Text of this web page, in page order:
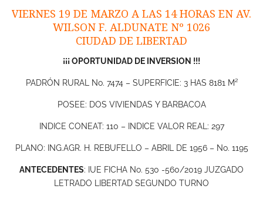
VIERNES 19 DE MARZO A LAS 14 HORAS EN AV.
WILSON F. ALDUNATE Nº 1026
CIUDAD DE LIBERTAD
¡¡¡ OPORTUNIDAD DE INVERSION !!!
PADRÓN RURAL No. 7474 – SUPERFICIE: 3 HAS 8181 M²
POSEE: DOS VIVIENDAS Y BARBACOA
INDICE CONEAT: 110 – INDICE VALOR REAL: 297
PLANO: ING.AGR. H. REBUFELLO – ABRIL DE 1956 – No. 1195
ANTECEDENTES: IUE FICHA No. 530 -560/2019 JUZGADO
LETRADO LIBERTAD SEGUNDO TURNO